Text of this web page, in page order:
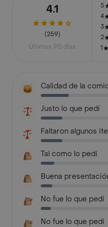
4.1
(259)
Últimos 90 días
5
4
3
2
1
Calidad de la
Justo lo que pedí
Faltaron algunos
Tal como lo pedí
Buena
No fue lo que pedí
No fue lo que pedí